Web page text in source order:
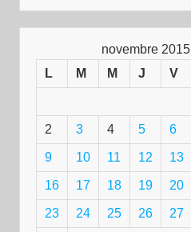
novembre 2015
L
M M J V
2 3 4 5 6
9 10 11 12 13
16 17 18 19 20
23 24 25 26 27